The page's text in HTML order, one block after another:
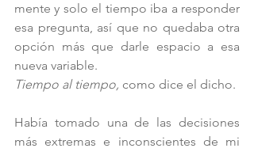
mente y solo el tiempo iba a responder
esa pregunta, así que no quedaba otra
opción más que darle espacio a esa
nueva variable.
Tiempo al tiempo,
Había tomado una de las decisiones
más extremas e inconscientes de mi